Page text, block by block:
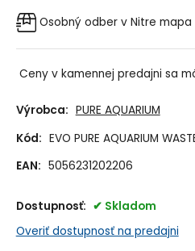
Osobný odber v Nitre mapa
Ceny v kamennej predajni sa
Výrobca: PURE AQUARIUM
Kód: EVO PURE AQUARIUM
EAN: 5056231202206
Dostupnosť:
Skladom
Overiť dostupnosť na predajni